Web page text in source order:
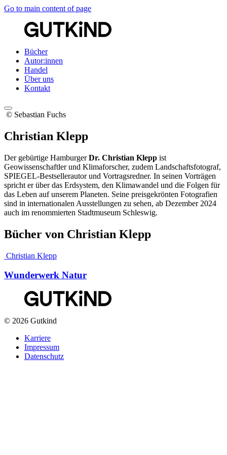
Go to main content of page
Bücher
Autor:innen
Handel
Über uns
Kontakt
© Sebastian Fuchs
Christian Klepp
Der gebürtige HamburgerDr. Christian Klepp ist
Geowissenschaftler und Klimaforscher, zudem Landschaftsfotograf,
SPIEGEL-Bestsellerautor und Vortragsredner. In seinen Vorträgen
spricht er über das Erdsystem, den Klimawandel und die Folgen für
das Leben auf unserem Planeten. Seine preisgekrönten Fotografien
sind in internationalen Ausstellungen zu sehen, ab Dezember 2024
auch im renommierten Stadtmuseum Schleswig.
Bücher von Christian Klepp
Christian Klepp
Wunderwerk Natur
© 2026 Gutkind
Karriere
Impressum
Datenschutz